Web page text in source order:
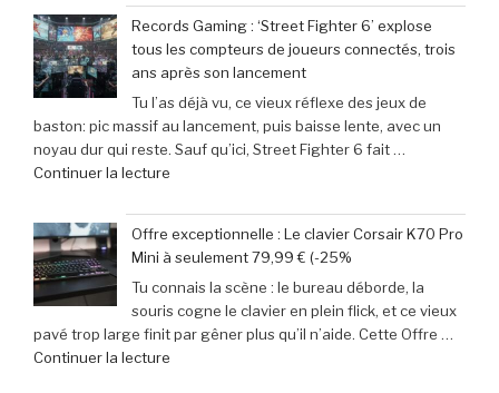
sur
les
films
parodiés
de
Get
Out
aventuriers
du
jeu
mobile
adoptent
la
Retroid
:
succès
phénoménal
grâce
à
une
Records Gaming : ‘Street Fighter 6’ explose
tous les compteurs de joueurs connectés, trois
ans après son lancement
Tu l’as déjà vu, ce vieux réflexe des jeux de
baston: pic massif au lancement, puis baisse lente, avec un
noyau dur qui reste. Sauf qu’ici, Street Fighter 6 fait …
Continuer la lecture
Gaming
:
‘Street
Fighter
6’
explose
Offre exceptionnelle : Le clavier Corsair K70 Pro
Mini à seulement 79,99 € (-25%
Tu connais la scène : le bureau déborde, la
souris cogne le clavier en plein flick, et ce vieux
pavé trop large finit par gêner plus qu’il n’aide. Cette Offre …
Continuer la lecture